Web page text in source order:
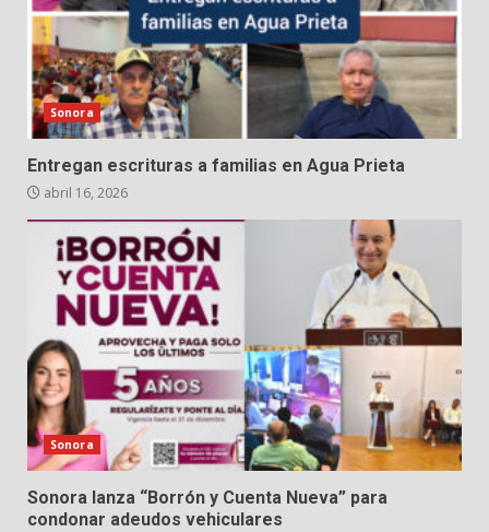
Sonora
Entregan escrituras a familias en Agua Prieta
abril 16, 2026
Sonora
Sonora lanza “Borrón y Cuenta Nueva” para
condonar adeudos vehiculares